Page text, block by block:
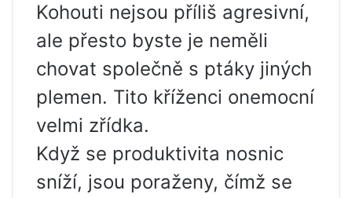
Kohouti nejsou příliš agresivní,
ale přesto byste je neměli
chovat společně s ptáky jiných
plemen. Tito kříženci onemocní
velmi zřídka.
Když se produktivita nosnic
sníží, jsou poraženy, čímž se